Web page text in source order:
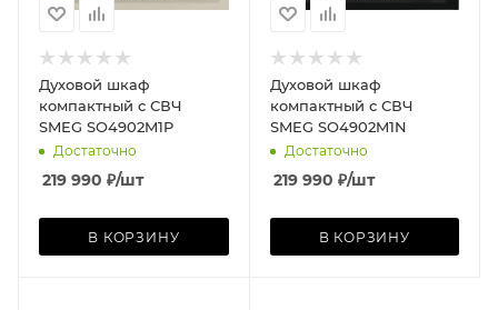
Духовой шкаф
компактный с СВЧ
SMEG SO4902M1P
Достаточно
219 990 ₽/шт
В КОРЗИНУ
Духовой шкаф
компактный с СВЧ
SMEG SO4902M1N
Достаточно
219 990 ₽/шт
В КОРЗИНУ